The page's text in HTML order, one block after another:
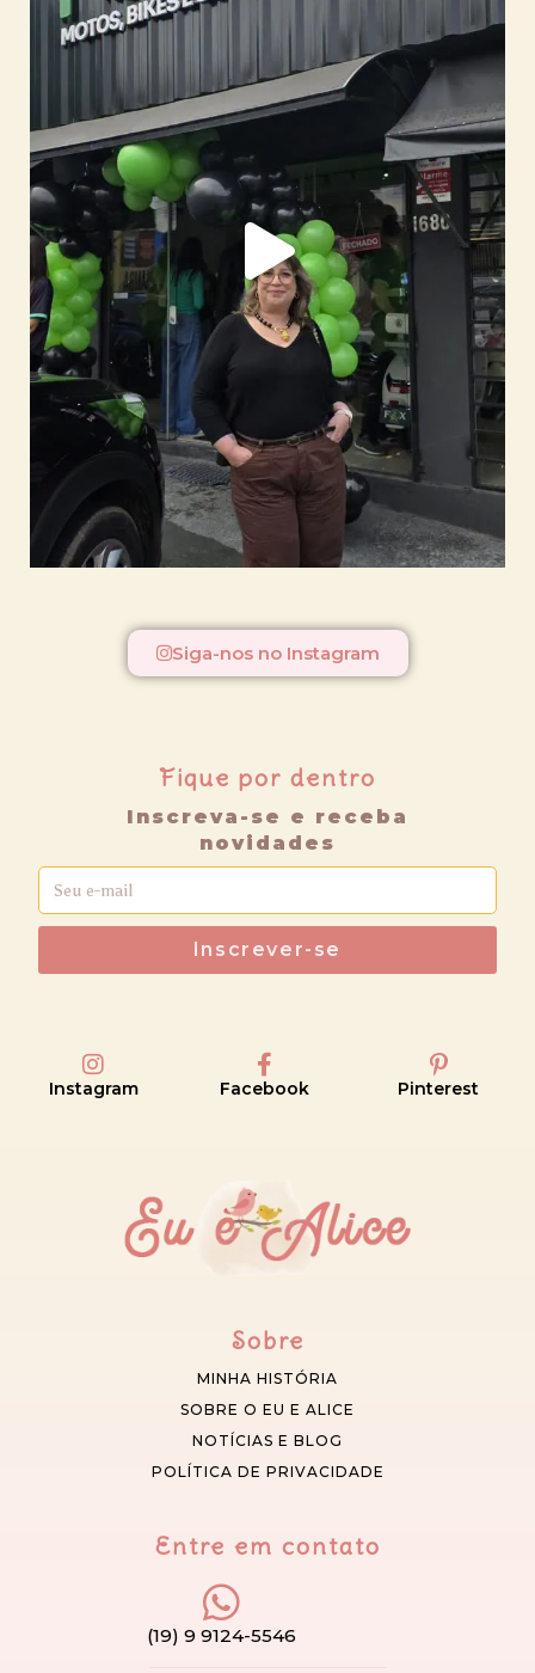
Siga-nos no Instagram
Fique por dentro
Inscreva-se e receba
novidades
Inscrever-se
Instagram Facebook Pinterest
Sobre
MINHA HISTÓRIA
SOBRE O EU E ALICE
NOTÍCIAS E BLOG
POLÍTICA DE PRIVACIDADE
Entre em contato
(19) 9 9124-5546